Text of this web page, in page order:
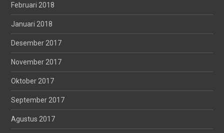
Februari 2018
Januari 2018
Desember 2017
November 2017
Oktober 2017
September 2017
Agustus 2017